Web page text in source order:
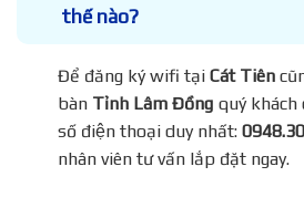
thế nào?
Để đăng ký wifi tạiCát Tiên
bànTỉnh Lâm Đồngquý khách
số điện thoại duy nhất:
nhân viên tư vấn lắp đặt ngay.